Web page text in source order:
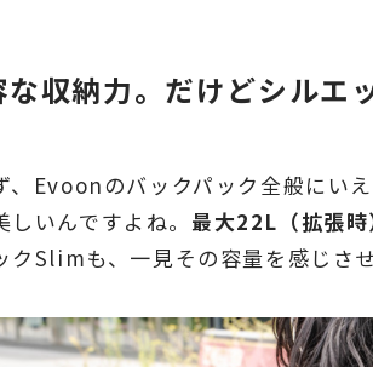
な収納力。だけどシルエ
、Evoonのバックパック全般にい
しいんですよね。 最大22L（拡張
クSlimも、一見その容量を感じさ